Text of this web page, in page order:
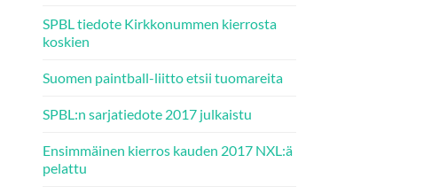
SPBL tiedote Kirkkonummen kierrosta
koskien
Suomen paintball-liitto etsii tuomareita
SPBL:n sarjatiedote 2017 julkaistu
Ensimmäinen kierros kauden 2017 NXL:ä
pelattu